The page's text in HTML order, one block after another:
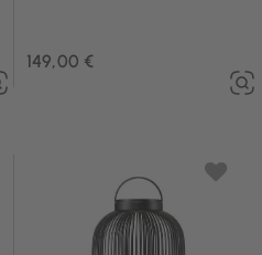
149,00 €